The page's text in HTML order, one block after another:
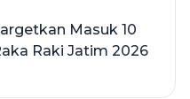
Masuk 10
Raki Jatim 2026